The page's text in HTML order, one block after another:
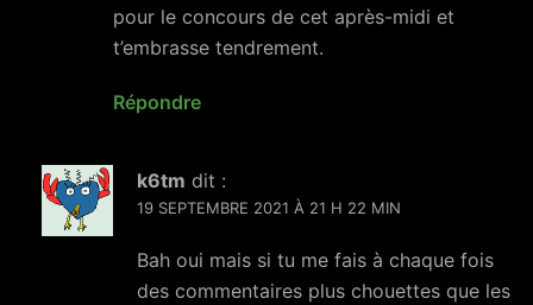
pour le concours de cet après-midi et
t’embrasse tendrement.
Répondre
k6tm dit :
19 SEPTEMBRE 2021 À 21 H 22 MIN
Bah oui mais si tu me fais à chaque fois
des commentaires plus chouettes que les